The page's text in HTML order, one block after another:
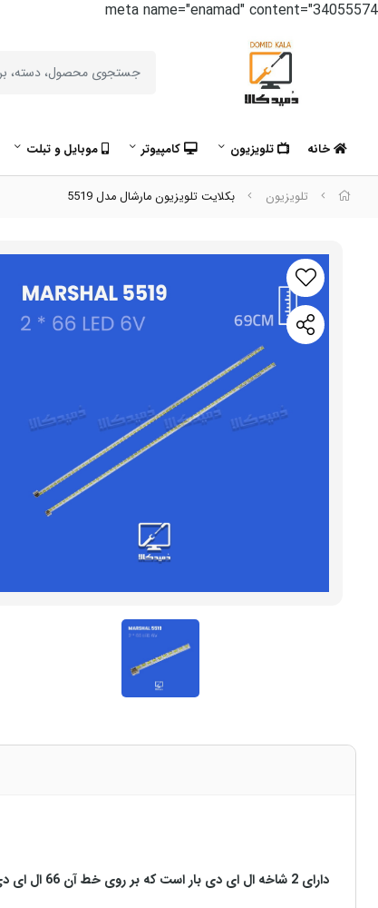
meta name="enamad" content="34055574
خانه تلویزیون کامپیوتر موبایل و تبلت
تلویزیون بکلایت تلویزیون مارشال مدل 5519
دارای 2 شاخه ال ای دی بار است که بر روی خط آن 66 ال ای دی قرار گرفته است